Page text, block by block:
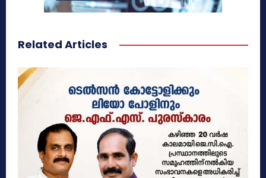
Related Articles